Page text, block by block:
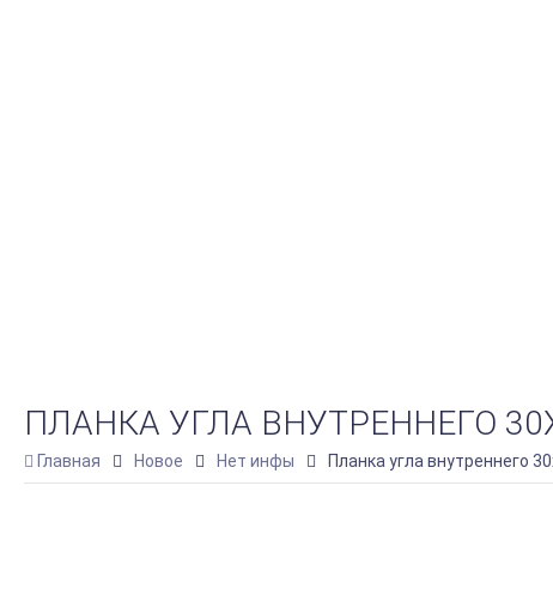
ПЛАНКА УГЛА ВНУТРЕННЕГО
Главная Новое Нет инфы Планка угла внутреннего